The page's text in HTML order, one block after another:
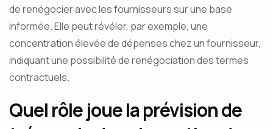
de renégocier avec les fournisseurs sur une base
informée. Elle peut révéler, par exemple, une
concentration élevée de dépenses chez un fournisseur,
indiquant une possibilité de renégociation des termes
contractuels.
Quel rôle joue la prévision de